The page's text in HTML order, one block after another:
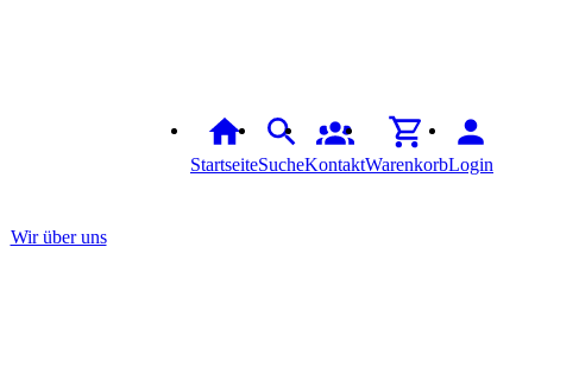
StartseiteSucheKontaktWarenkorbLogin
Wir über uns